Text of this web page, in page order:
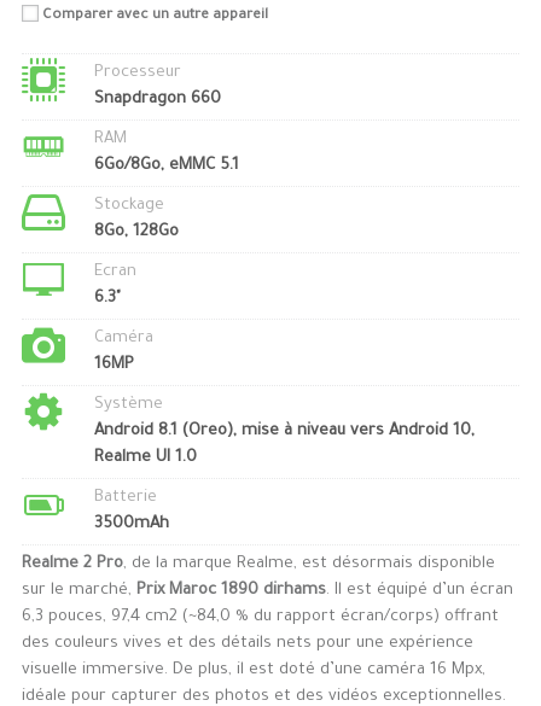
Comparer avec un autre appareil
Processeur
Snapdragon 660
RAM
6Go/8Go, eMMC 5.1
Stockage
8Go, 128Go
Ecran
6.3"
Caméra
16MP
Système
Android 8.1 (Oreo), mise à niveau vers Android 10,
Realme UI 1.0
Batterie
3500mAh
Realme 2 Pro, de la marque Realme, est désormais disponible
sur le marché, Prix Maroc 1890 dirhams. Il est équipé d’un écran
6,3 pouces, 97,4 cm2 (~84,0 % du rapport écran/corps) offrant
des couleurs vives et des détails nets pour une expérience
visuelle immersive. De plus, il est doté d’une caméra 16 Mpx,
idéale pour capturer des photos et des vidéos exceptionnelles.